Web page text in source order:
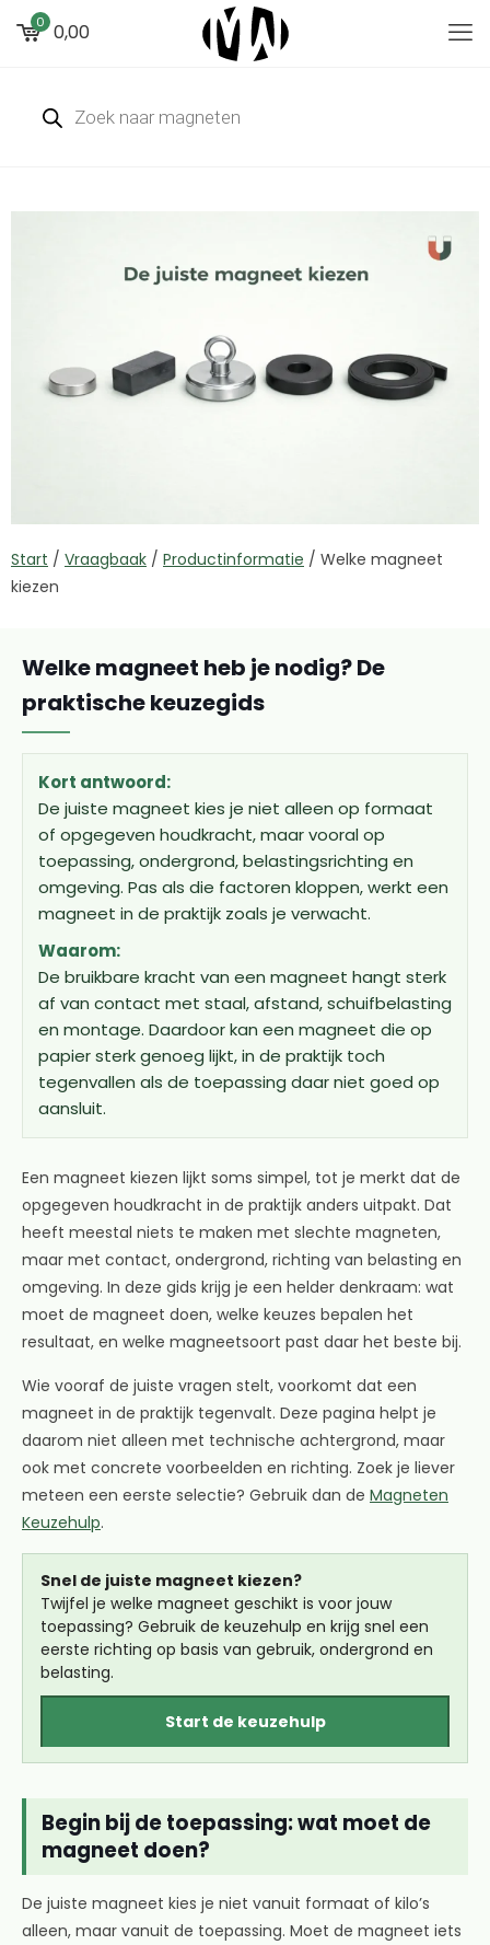
0 0,00
Start / Vraagbaak / Productinformatie / Welke magneet
kiezen
Welke magneet heb je nodig? De
praktische keuzegids
Kort antwoord:
De juiste magneet kies je niet alleen op formaat
of opgegeven houdkracht, maar vooral op
toepassing, ondergrond, belastingsrichting en
omgeving. Pas als die factoren kloppen, werkt een
magneet in de praktijk zoals je verwacht.
Waarom:
De bruikbare kracht van een magneet hangt sterk
af van contact met staal, afstand, schuifbelasting
en montage. Daardoor kan een magneet die op
papier sterk genoeg lijkt, in de praktijk toch
tegenvallen als de toepassing daar niet goed op
aansluit.
Een magneet kiezen lijkt soms simpel, tot je merkt dat de
opgegeven houdkracht in de praktijk anders uitpakt. Dat
heeft meestal niets te maken met slechte magneten,
maar met contact, ondergrond, richting van belasting en
omgeving. In deze gids krijg je een helder denkraam: wat
moet de magneet doen, welke keuzes bepalen het
resultaat, en welke magneetsoort past daar het beste bij.
Wie vooraf de juiste vragen stelt, voorkomt dat een
magneet in de praktijk tegenvalt. Deze pagina helpt je
daarom niet alleen met technische achtergrond, maar
ook met concrete voorbeelden en richting. Zoek je liever
meteen een eerste selectie? Gebruik dan de Magneten
Keuzehulp.
Snel de juiste magneet kiezen?
Twijfel je welke magneet geschikt is voor jouw
toepassing? Gebruik de keuzehulp en krijg snel een
eerste richting op basis van gebruik, ondergrond en
belasting.
Start de keuzehulp
Begin bij de toepassing: wat moet de
magneet doen?
De juiste magneet kies je niet vanuit formaat of kilo’s
alleen, maar vanuit de toepassing. Moet de magneet iets